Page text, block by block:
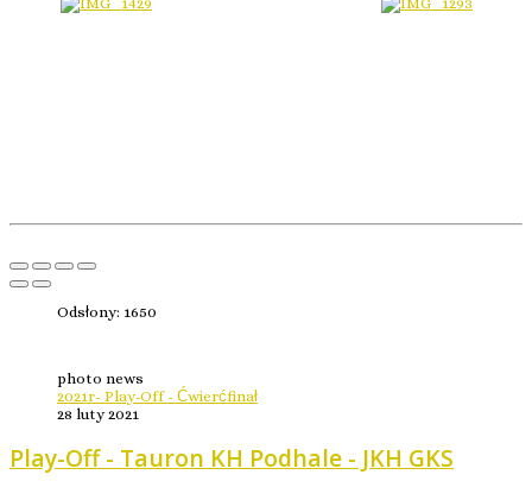
Odsłony: 1650
photo news
2021r- Play-Off - Ćwierćfinał
28 luty 2021
Play-Off - Tauron KH Podhale - JKH GKS